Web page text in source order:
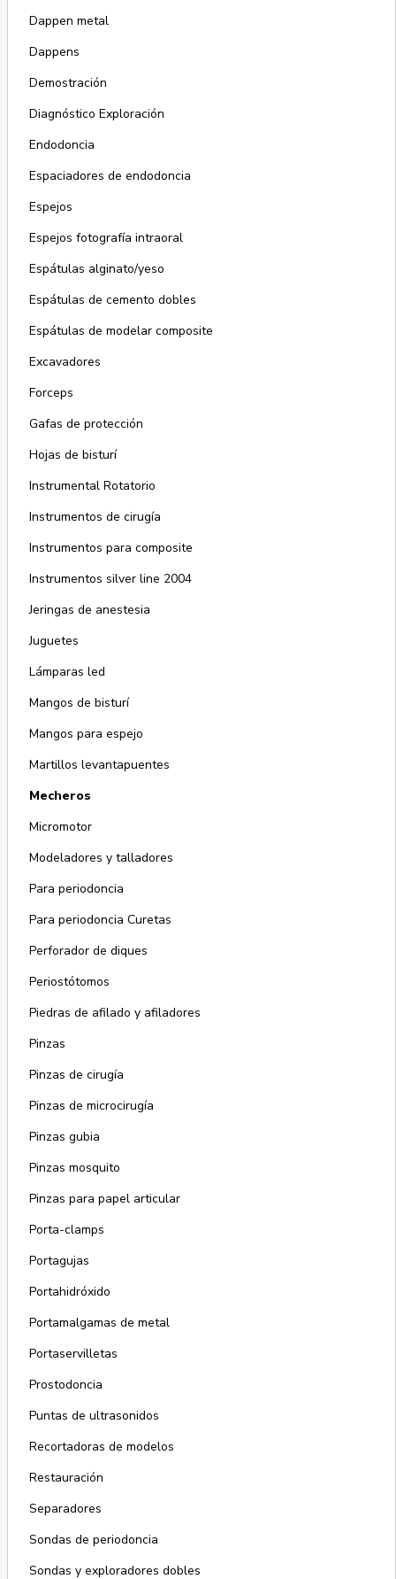
Dappen metal
Dappens
Demostración
Diagnóstico Exploración
Endodoncia
Espaciadores de endodoncia
Espejos
Espejos fotografía intraoral
Espátulas alginato/yeso
Espátulas de cemento dobles
Espátulas de modelar composite
Excavadores
Forceps
Gafas de protección
Hojas de bisturí
Instrumental Rotatorio
Instrumentos de cirugía
Instrumentos para composite
Instrumentos silver line 2004
Jeringas de anestesia
Juguetes
Lámparas led
Mangos de bisturí
Mangos para espejo
Martillos levantapuentes
Mecheros
Micromotor
Modeladores y talladores
Para periodoncia
Para periodoncia Curetas
Perforador de diques
Periostótomos
Piedras de afilado y afiladores
Pinzas
Pinzas de cirugía
Pinzas de microcirugía
Pinzas gubia
Pinzas mosquito
Pinzas para papel articular
Porta-clamps
Portagujas
Portahidróxido
Portamalgamas de metal
Portaservilletas
Prostodoncia
Puntas de ultrasonidos
Recortadoras de modelos
Restauración
Separadores
Sondas de periodoncia
Sondas y exploradores dobles